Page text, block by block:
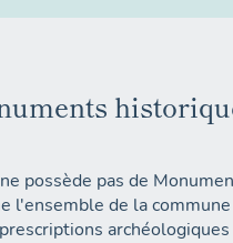
possède pas de
l'ensemble de la
archéologiques